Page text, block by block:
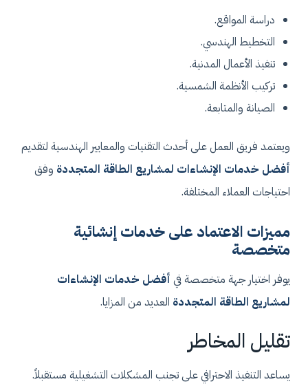
دراسة المواقع.
التخطيط الهندسي.
تنفيذ الأعمال المدنية.
تركيب الأنظمة الشمسية.
الصيانة والمتابعة.
ويعتمد فريق العمل على أحدث التقنيات والمعايير الهندسية لتقديم
أفضل خدمات الإنشاءات لمشاريع الطاقة المتجددة وفق
احتياجات العملاء المختلفة.
مميزات الاعتماد على خدمات إنشائية
متخصصة
يوفر اختيار جهة متخصصة في أفضل خدمات الإنشاءات
لمشاريع الطاقة المتجددة العديد من المزايا.
تقليل المخاطر
يساعد التنفيذ الاحترافي على تجنب المشكلات التشغيلية مستقبلاً.